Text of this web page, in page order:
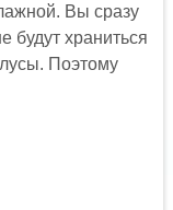
Вы сразу
будут храниться
Поэтому